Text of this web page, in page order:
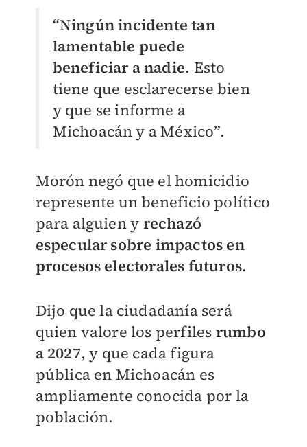
“Ningún incidente tan
lamentable puede
beneficiar a nadie. Esto
tiene que esclarecerse bien
y que se informe a
Michoacán y a México”.
Morón negó que el homicidio
represente un beneficio político
para alguien y rechazó
especular sobre impactos en
procesos electorales futuros.
Dijo que la ciudadanía será
quien valore los perfiles rumbo
a 2027, y que cada figura
pública en Michoacán es
ampliamente conocida por la
población.